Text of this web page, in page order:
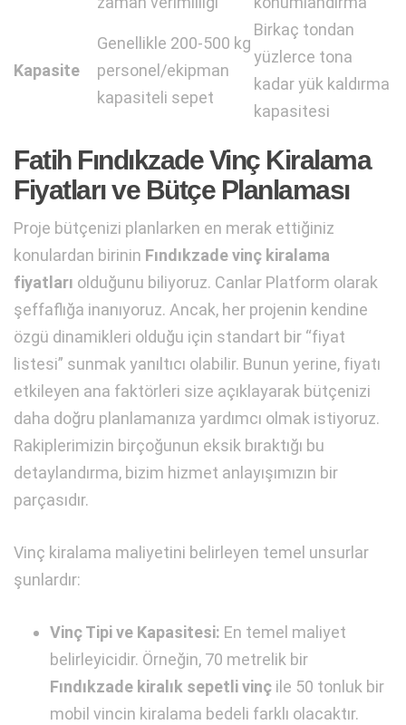
Kapasite
Genellikle 200-500 kg
personel/ekipman
kapasiteli sepet
Birkaç tondan
yüzlerce tona
kadar yük kaldırma
kapasitesi
Fatih Fındıkzade Vinç Kiralama
Fiyatları ve Bütçe Planlaması
Proje bütçenizi planlarken en merak ettiğiniz
konulardan birinin Fındıkzade vinç kiralama
fiyatları olduğunu biliyoruz. Canlar Platform olarak
şeffaflığa inanıyoruz. Ancak, her projenin kendine
özgü dinamikleri olduğu için standart bir “fiyat
listesi” sunmak yanıltıcı olabilir. Bunun yerine, fiyatı
etkileyen ana faktörleri size açıklayarak bütçenizi
daha doğru planlamanıza yardımcı olmak istiyoruz.
Rakiplerimizin birçoğunun eksik bıraktığı bu
detaylandırma, bizim hizmet anlayışımızın bir
parçasıdır.
Vinç kiralama maliyetini belirleyen temel unsurlar
şunlardır:
Vinç Tipi ve Kapasitesi: En temel maliyet
belirleyicidir. Örneğin, 70 metrelik bir
Fındıkzade kiralık sepetli vinç ile 50 tonluk bir
mobil vincin kiralama bedeli farklı olacaktır.